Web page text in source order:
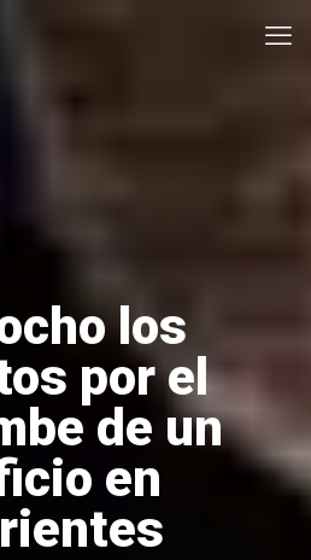
los
por el
de un
en